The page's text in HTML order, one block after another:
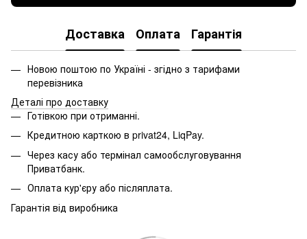
Доставка Оплата Гарантія
Новою поштою по Україні - згідно з тарифами
перевізника
Деталі про доставку
Готівкою при отриманні.
Кредитною карткою в privat24, LiqPay.
Через касу або термінал самообслуговування
Приватбанк.
Оплата кур'єру або післяплата.
Гарантія від виробника